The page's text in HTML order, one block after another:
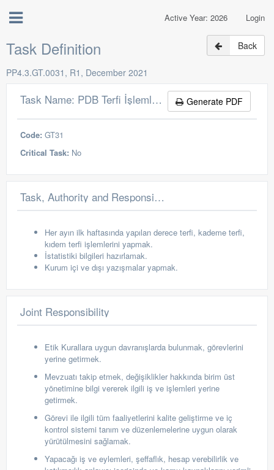
Login
Active Year: 2026
Task Definition Back
PP4.3.GT.0031, R1, December 2021
Task Name: PDB Terfi İşlemleri Ofisi Personeli Generate PDF
Code: GT31
Critical Task: No
Task, Authority and Responsibilities
Her ayın ilk haftasında yapılan derece terfi, kademe terfi,
kıdem terfi işlemlerini yapmak.
İstatistiki bilgileri hazırlamak.
Kurum içi ve dışı yazışmalar yapmak.
Joint Responsibility
Etik Kurallara uygun davranışlarda bulunmak, görevlerini
yerine getirmek.
Mevzuatı takip etmek, değişiklikler hakkında birim üst
yönetimine bilgi vererek ilgili iş ve işlemleri yerine
getirmek.
Görevi ile ilgili tüm faaliyetlerini kalite geliştirme ve iç
kontrol sistemi tanım ve düzenlemelerine uygun olarak
yürütülmesini sağlamak.
Yapacağı iş ve eylemleri, şeffaflık, hesap verebilirlik ve